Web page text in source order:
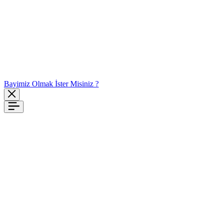
Bayimiz Olmak İster Misiniz ?